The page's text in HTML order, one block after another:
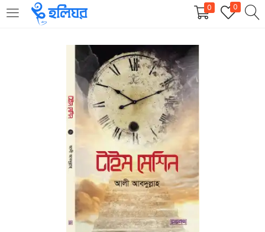
0 0
LOGIN REGISTER
Enter your username and password to login.
Remember me
Login
Lost password?